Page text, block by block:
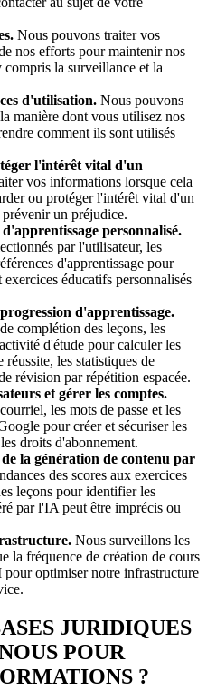
Nous pouvons traiter vos
nos efforts pour maintenir nos
compris la surveillance et la
d'utilisation. Nous pouvons
manière dont vous utilisez nos
comment ils sont utilisés
l'intérêt vital d'un
vos informations lorsque cela
ou protéger l'intérêt vital d'un
un préjudice.
personnalisé.
par l'utilisateur, les
d'apprentissage pour
exercices éducatifs personnalisés
d'apprentissage.
complétion des leçons, les
d'étude pour calculer les
réussite, les statistiques de
révision par répétition espacée.
et gérer les comptes.
les mots de passe et les
pour créer et sécuriser les
droits d'abonnement.
la génération de contenu par
des scores aux exercices
leçons pour identifier les
par l'IA peut être imprécis ou
Nous surveillons les
la fréquence de création de cours
pour optimiser notre infrastructure
JURIDIQUES
POUR
?